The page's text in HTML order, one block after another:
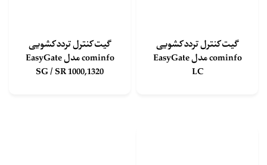
گیت کنترل تردد کشویی
cominfo مدل EasyGate
LC
گیت کنترل تردد کشویی
cominfo مدل EasyGate
SG / SR 1000,1320